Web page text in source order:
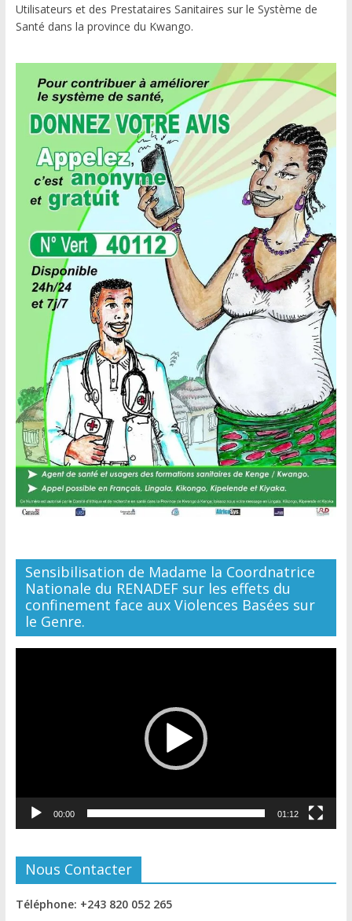
Utilisateurs et des Prestataires Sanitaires sur le Système de
Santé dans la province du Kwango.
Sensibilisation de Madame la Coordnatrice
Nationale du RENADEF sur les effets du
confinement face aux Violences Basées sur
le Genre.
00:00 01:12
Nous Contacter
Téléphone: +243 820 052 265